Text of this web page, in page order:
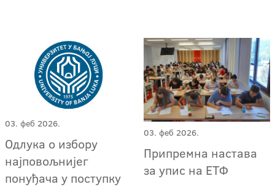
03. феб 2026.
Одлука о избору
најповољнијег
понуђача у поступку
03. феб 2026.
Припремна настава
за упис на ЕТФ